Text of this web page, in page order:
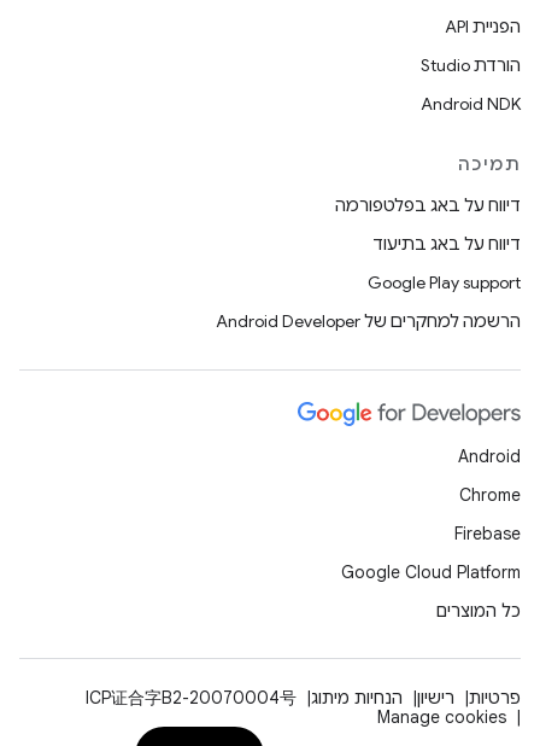
הפניית API
הורדת Studio
Android NDK
תמיכה
דיווח על באג בפלטפורמה
דיווח על באג בתיעוד
Google Play support
הרשמה למחקרים של Android Developer
Android
Chrome
Firebase
Google Cloud Platform
כל המוצרים
פרטיות רישיון הנחיות מיתוג
ICP证合字B2-20070004号
Manage cookies